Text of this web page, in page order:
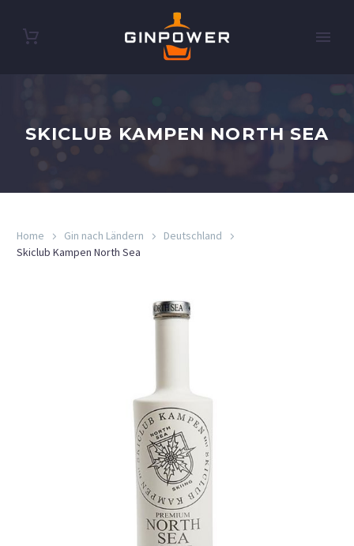
SKICLUB KAMPEN NORTH SEA
Home Gin nach Ländern
Deutschland
Skiclub Kampen North Sea